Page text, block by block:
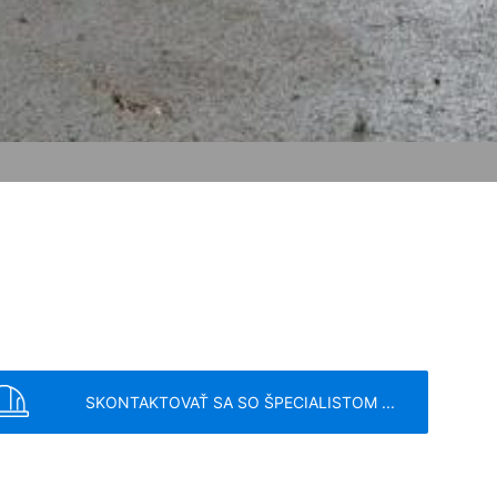
SKONTAKTOVAŤ SA SO ŠPECIALISTOM ...
ochrane údajov Google:
plnej miere presadzujeme prísne
POŠLI